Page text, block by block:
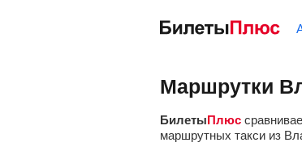
Маршрутки
БилетыПлюс
маршрутных такси из